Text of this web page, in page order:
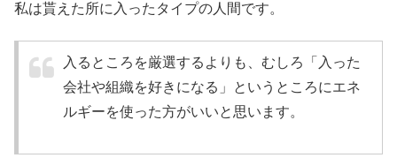
私は貰えた所に入ったタイプの人間です。
入るところを厳選するよりも、むしろ「入った
会社や組織を好きになる」というところにエネ
ルギーを使った方がいいと思います。